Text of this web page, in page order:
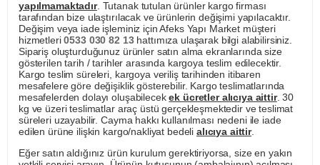
yapılmamaktadır. Tutanak tutulan ürünler kargo firması
tarafından bize ulaştırılacak ve ürünlerin değişimi yapılacaktır.
Değişim veya iade işleminiz için Afeks Yapı Market müşteri
hizmetleri0533 030 82 13hattımıza ulaşarak bilgi alabilirsiniz.
Sipariş oluşturduğunuz ürünler satın alma ekranlarında size
gösterilen tarih / tarihler arasında kargoya teslim edilecektir.
Kargo teslim süreleri, kargoya veriliş tarihinden itibaren
mesafelere göre değişiklik gösterebilir. Kargo teslimatlarında
mesafelerden dolayı oluşabilecekek ücretler alıcıya aittir. 30
kg ve üzeri teslimatlar araç üstü gerçekleşmektedir ve teslimat
süreleri uzayabilir. Cayma hakkı kullanılması nedeni ile iade
edilen ürüne ilişkin kargo/nakliyat bedeli alıcıya aittir.
Eğer satın aldığınız ürün kurulum gerektiriyorsa, size en yakın